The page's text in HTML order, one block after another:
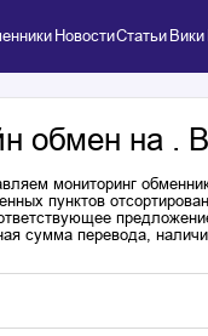
НовостиСтатьи Вики
обмен на .
мониторинг
пунктов
сумма перевода,